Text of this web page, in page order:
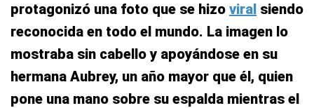
protagonizó una foto que se hizo viral siendo
reconocida en todo el mundo. La imagen lo
mostraba sin cabello y apoyándose en su
hermana Aubrey, un año mayor que él, quien
pone una mano sobre su espalda mientras el